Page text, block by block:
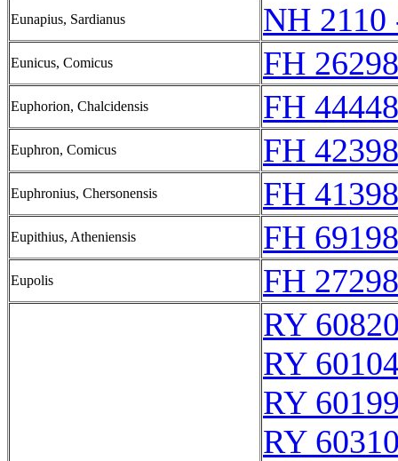
Eunapius, Sardianus NH 2110
Eunicus, Comicus FH
Euphorion, Chalcidensis FH
Euphron, Comicus FH
Euphronius, Chersonensis FH
Eupithius, Atheniensis FH
Eupolis
FH
RY
RY
RY
RY